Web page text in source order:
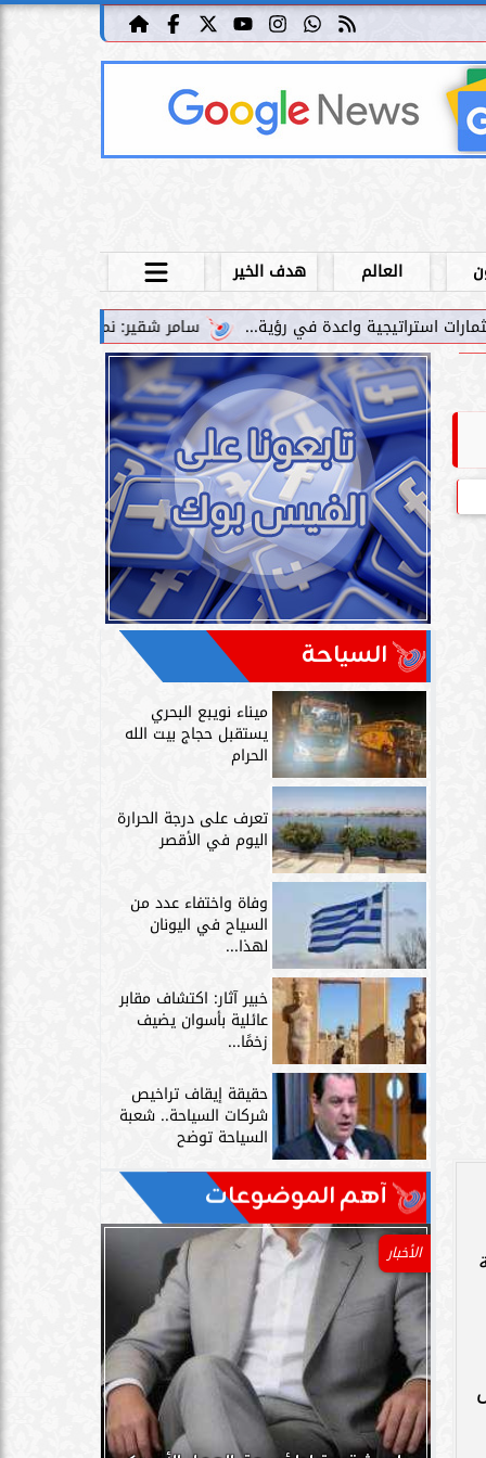
العالم
هدف الخير
سامر شقير: نمو صناديق الاستثمار الخاصة دليل حي
السياحة
ميناء نويبع البحري
يستقبل حجاج بيت الله
الحرام
تعرف على درجة الحرارة
اليوم في الأقصر
وفاة واختفاء عدد من
السياح في اليونان
لهذا...
خبير آثار: اكتشاف مقابر
عائلية بأسوان يضيف
زخمًا...
حقيقة إيقاف تراخيص
شركات السياحة.. شعبة
السياحة توضح
آهم الموضوعات
الأخبار